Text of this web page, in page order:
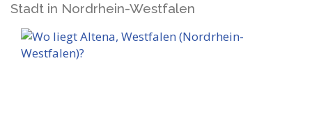
Stadt in Nordrhein-Westfalen